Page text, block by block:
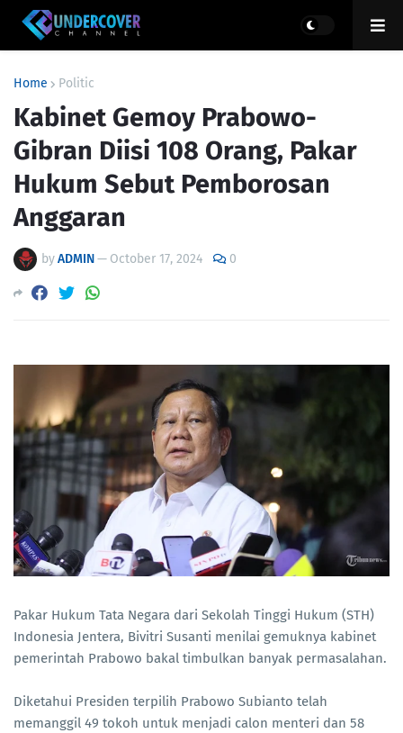
Home Politic
Kabinet Gemoy Prabowo-
Gibran Diisi 108 Orang, Pakar
Hukum Sebut Pemborosan
Anggaran
byADMIN— October 17, 2024 0
Pakar Hukum Tata Negara dari Sekolah Tinggi Hukum (STH)
Indonesia Jentera, Bivitri Susanti menilai gemuknya kabinet
pemerintah Prabowo bakal timbulkan banyak permasalahan.
Diketahui Presiden terpilih Prabowo Subianto telah
memanggil 49 tokoh untuk menjadi calon menteri dan 58